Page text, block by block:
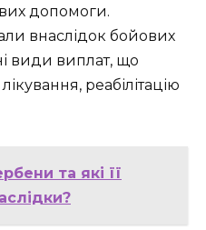
допомоги.
внаслідок бойових
види виплат, що
реабілітацію
та які її